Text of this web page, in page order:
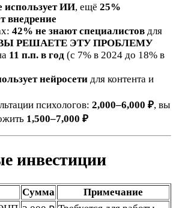
ИИ, ещё 25%
внедрение
42% не знают специалистов для
РЕШАЕТЕ ЭТУ ПРОБЛЕМУ
11 п.п. в год (с 7% в 2024 до 18% в
нейросети для контента и
психологов: 2,000–6,000 ₽, вы
1,500–7,000 ₽
инвестиции
Сумма
Примечание